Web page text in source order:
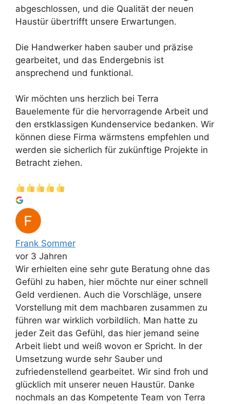
abgeschlossen, und die Qualität der neuen
Haustür übertrifft unsere Erwartungen.
Die Handwerker haben sauber und präzise
gearbeitet, und das Endergebnis ist
ansprechend und funktional.
Wir möchten uns herzlich bei Terra
Bauelemente für die hervorragende Arbeit und
den erstklassigen Kundenservice bedanken. Wir
können diese Firma wärmstens empfehlen und
werden sie sicherlich für zukünftige Projekte in
Betracht ziehen.
Frank Sommer
vor 3 Jahren
Wir erhielten eine sehr gute Beratung ohne das
Gefühl zu haben, hier möchte nur einer schnell
Geld verdienen. Auch die Vorschläge, unsere
Vorstellung mit dem machbaren zusammen zu
führen war wirklich vorbildlich. Man hatte zu
jeder Zeit das Gefühl, das hier jemand seine
Arbeit liebt und weiß wovon er Spricht. In der
Umsetzung wurde sehr Sauber und
zufriedenstellend gearbeitet. Wir sind froh und
glücklich mit unserer neuen Haustür. Danke
nochmals an das Kompetente Team von Terra